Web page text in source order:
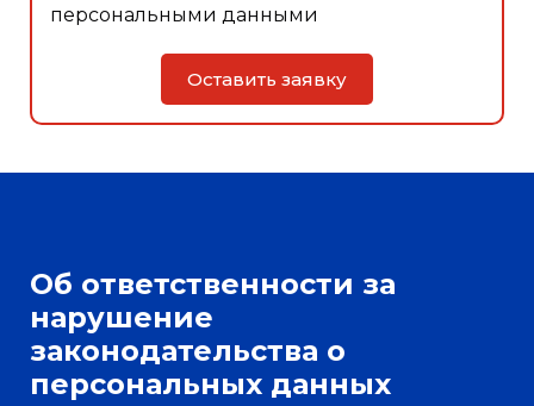
персональными данными
Оставить заявку
Об ответственности за
нарушение
законодательства о
персональных данных